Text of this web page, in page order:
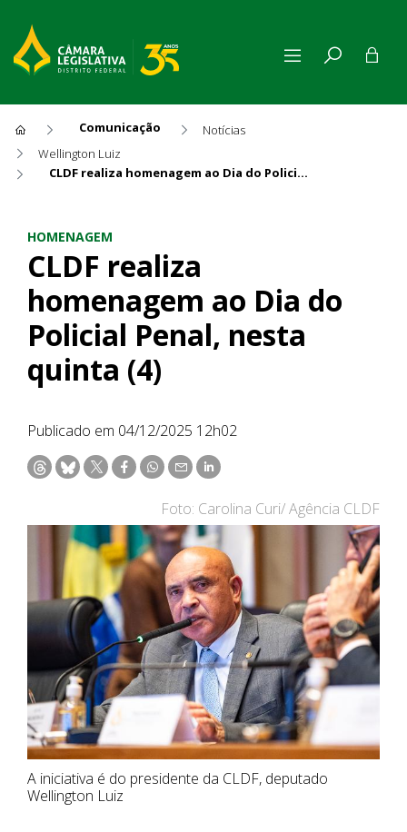
Comunicação
Notícias
Wellington Luiz
CLDF realiza homenagem ao Dia do Policial Penal, nesta quinta (4)
HOMENAGEM
CLDF realiza
homenagem ao Dia do
Policial Penal, nesta
quinta (4)
Publicado em 04/12/2025 12h02
Foto: Carolina Curi/ Agência CLDF
A iniciativa é do presidente da CLDF, deputado
Wellington Luiz